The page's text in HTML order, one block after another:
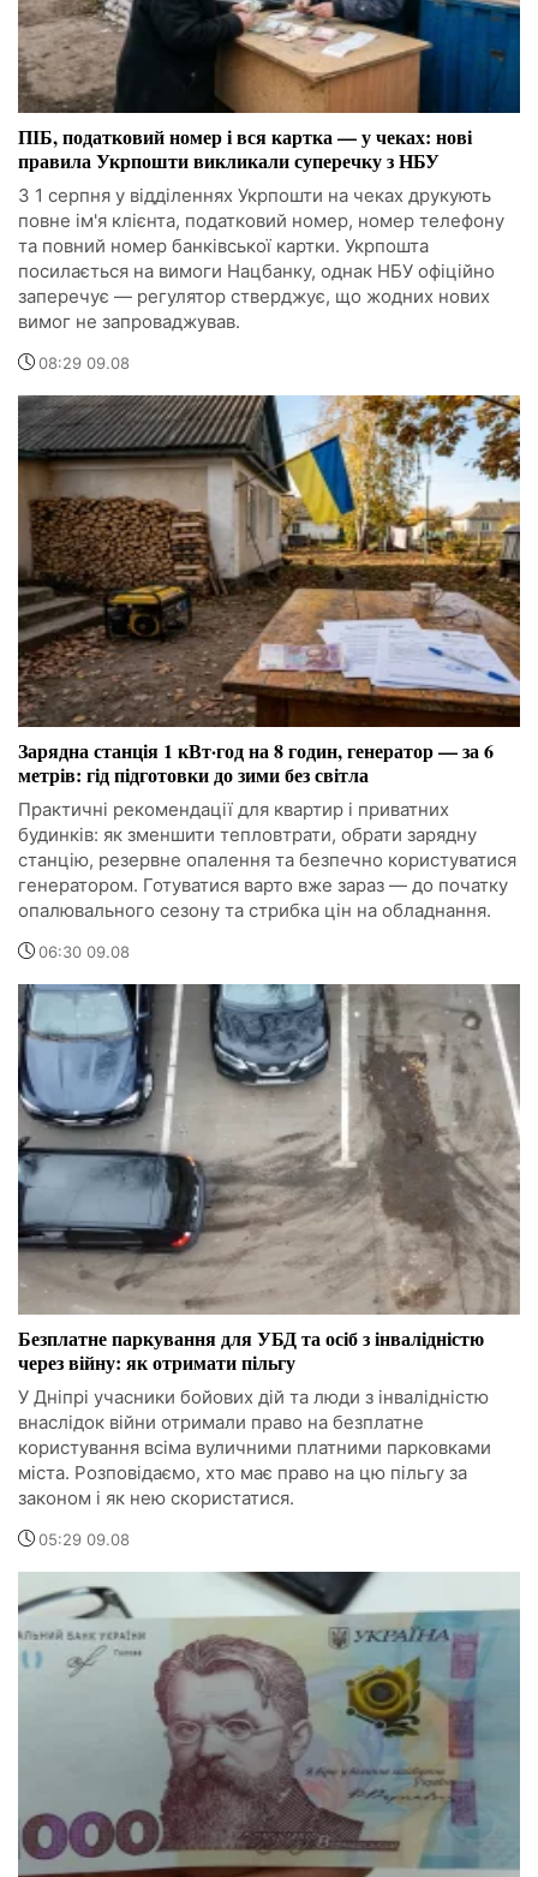
ПІБ, податковий номер і вся картка — у чеках: нові
правила Укрпошти викликали суперечку з НБУ
З 1 серпня у відділеннях Укрпошти на чеках друкують
повне ім'я клієнта, податковий номер, номер телефону
та повний номер банківської картки. Укрпошта
посилається на вимоги Нацбанку, однак НБУ офіційно
заперечує — регулятор стверджує, що жодних нових
вимог не запроваджував.
08:29 09.08
Зарядна станція 1 кВт·год на 8 годин, генератор — за 6
метрів: гід підготовки до зими без світла
Практичні рекомендації для квартир і приватних
будинків: як зменшити тепловтрати, обрати зарядну
станцію, резервне опалення та безпечно користуватися
генератором. Готуватися варто вже зараз — до початку
опалювального сезону та стрибка цін на обладнання.
06:30 09.08
Безплатне паркування для УБД та осіб з інвалідністю
через війну: як отримати пільгу
У Дніпрі учасники бойових дій та люди з інвалідністю
внаслідок війни отримали право на безплатне
користування всіма вуличними платними парковками
міста. Розповідаємо, хто має право на цю пільгу за
законом і як нею скористатися.
05:29 09.08